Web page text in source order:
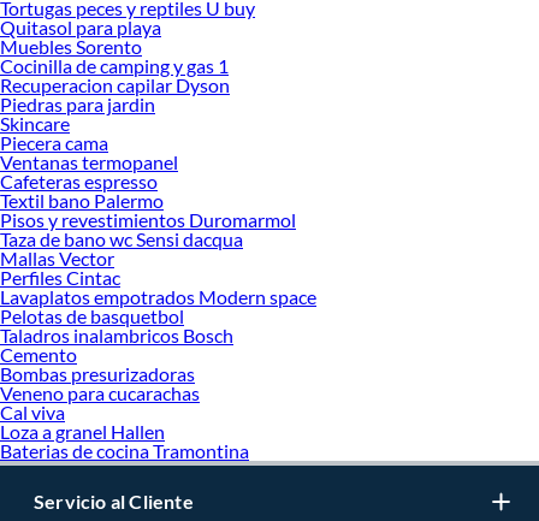
Tortugas peces y reptiles U buy
Quitasol para playa
Muebles Sorento
Cocinilla de camping y gas 1
Recuperacion capilar Dyson
Piedras para jardin
Skincare
Piecera cama
Ventanas termopanel
Cafeteras espresso
Textil bano Palermo
Pisos y revestimientos Duromarmol
Taza de bano wc Sensi dacqua
Mallas Vector
Perfiles Cintac
Lavaplatos empotrados Modern space
Pelotas de basquetbol
Taladros inalambricos Bosch
Cemento
Bombas presurizadoras
Veneno para cucarachas
Cal viva
Loza a granel Hallen
Baterias de cocina Tramontina
Servicio al Cliente